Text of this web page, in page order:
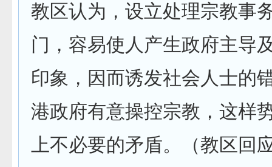
教区认为，设立处理宗教事
门，容易使人产生政府主导
印象，因而诱发社会人士的
港政府有意操控宗教，这样
上不必要的矛盾。（教区回